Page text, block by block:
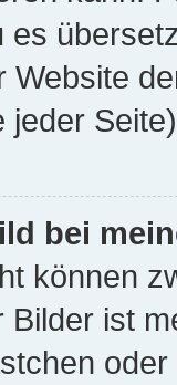
es
Website
jeder
bei
können
ist